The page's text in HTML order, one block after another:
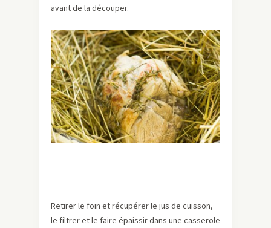
avant de la découper.
Retirer le foin et récupérer le jus de cuisson,
le filtrer et le faire épaissir dans une casserole